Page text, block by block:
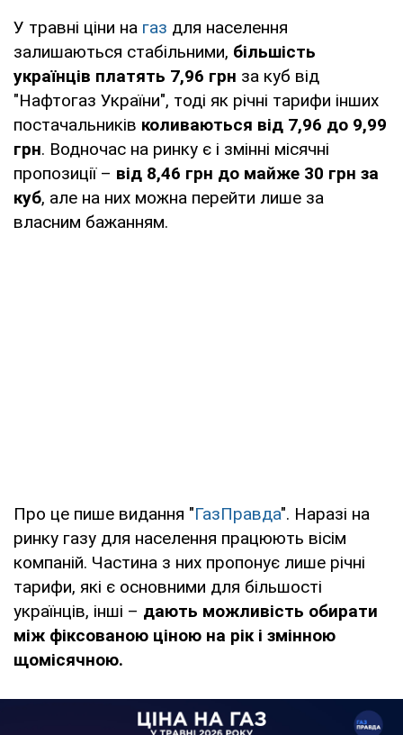
У травні ціни на газ для населення
залишаються стабільними, більшість
українців платять 7,96 грн за куб від
"Нафтогаз України", тоді як річні тарифи інших
постачальників коливаються від 7,96 до 9,99
грн. Водночас на ринку є і змінні місячні
пропозиції – від 8,46 грн до майже 30 грн за
куб, але на них можна перейти лише за
власним бажанням.
Про це пише видання "ГазПравда". Наразі на
ринку газу для населення працюють вісім
компаній. Частина з них пропонує лише річні
тарифи, які є основними для більшості
українців, інші – дають можливість обирати
між фіксованою ціною на рік і змінною
щомісячною.